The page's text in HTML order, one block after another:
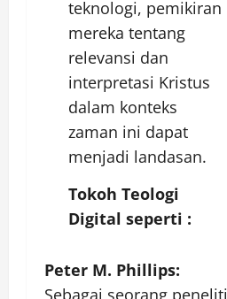
teknologi, pemikiran
mereka tentang
relevansi dan
interpretasi Kristus
dalam konteks
zaman ini dapat
menjadi landasan.
Tokoh Teologi
Digital seperti :
Peter M. Phillips:
Sebagai seorang peneliti